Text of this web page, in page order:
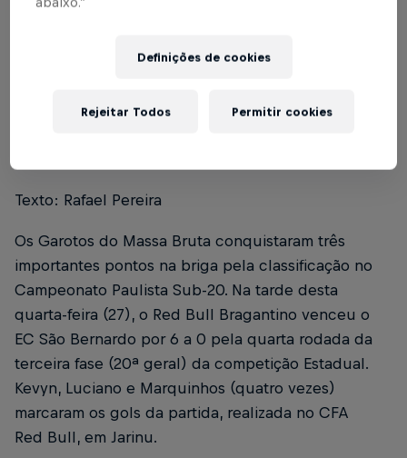
Escrito por Rafael Pereira
Texto: Rafael Pereira
Os Garotos do Massa Bruta conquistaram três
importantes pontos na briga pela classificação no
Campeonato Paulista Sub-20. Na tarde desta
quarta-feira (27), o Red Bull Bragantino venceu o
EC São Bernardo por 6 a 0 pela quarta rodada da
terceira fase (20ª geral) da competição Estadual.
Kevyn, Luciano e Marquinhos (quatro vezes)
marcaram os gols da partida, realizada no CFA
Red Bull, em Jarinu.
Definições de cookies
Rejeitar Todos Permitir cookies